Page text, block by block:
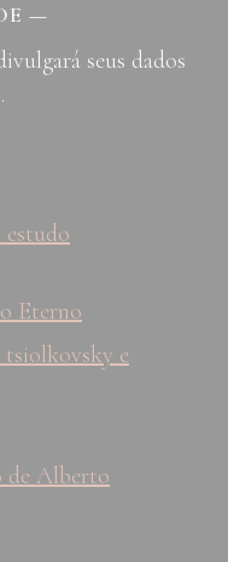
—
seus dados
Eterno
tsiolkovsky e
de Alberto